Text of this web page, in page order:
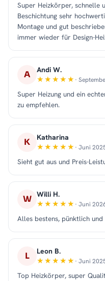
Super Heizkörper, schnelle
Beschichtung sehr
Montage und gut
immer wieder für Design-
A Andi W.
·
Super Heizung und ein
zu empfehlen.
K Katharina
· Juni
Sieht gut aus und Preis-
W Willi H.
· Juni
Alles bestens, pünktlich
L Leon B.
· Juni
Top Heizkörper, super